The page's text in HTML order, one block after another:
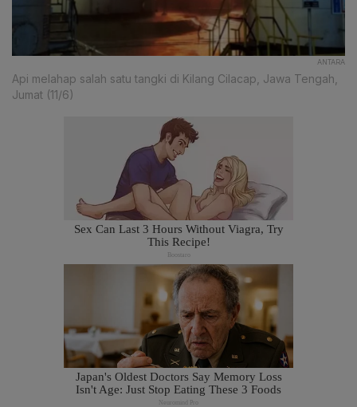
ANTARA
Api melahap salah satu tangki di Kilang Cilacap, Jawa Tengah,
Jumat (11/6)